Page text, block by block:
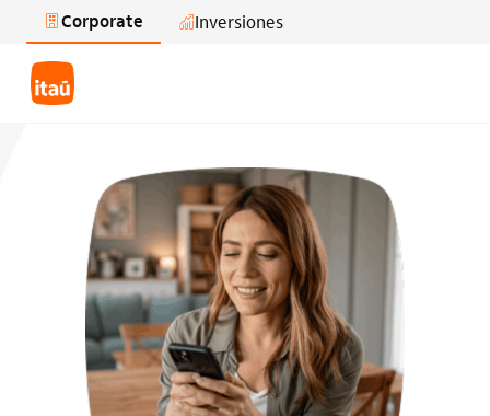
Saltar al contenido principal
Corporate Inversiones